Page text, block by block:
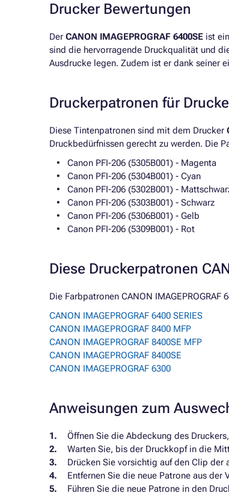
Drucker Bewertungen
Der CANON IMAGEPROGRAF 6400SE ist
sind die hervorragende Druckqualität und
Ausdrucke legen. Zudem ist er dank seiner
Druckerpatronen für
Diese Tintenpatronen sind mit dem Drucker
Druckbedürfnissen gerecht zu werden. Die
Canon PFI-206 (5305B001) - Magenta
Canon PFI-206 (5304B001) - Cyan
Canon PFI-206 (5302B001) -
Canon PFI-206 (5303B001) - Schwarz
Canon PFI-206 (5306B001) - Gelb
Canon PFI-206 (5309B001) - Rot
Diese Druckerpatronen
Die Farbpatronen CANON
CANON IMAGEPROGRAF 6400 SERIES
CANON IMAGEPROGRAF 8400 MFP
CANON IMAGEPROGRAF 8400SE MFP
CANON IMAGEPROGRAF 8400SE
CANON IMAGEPROGRAF 6300
Anweisungen zum
Öffnen Sie die Abdeckung des
Warten Sie, bis der Druckkopf in die
Drücken Sie vorsichtig auf den Clip der
Entfernen Sie die neue Patrone aus
Führen Sie die neue Patrone in den